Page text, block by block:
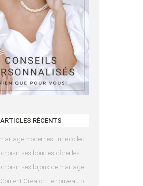
ARTICLES RÉCENTS